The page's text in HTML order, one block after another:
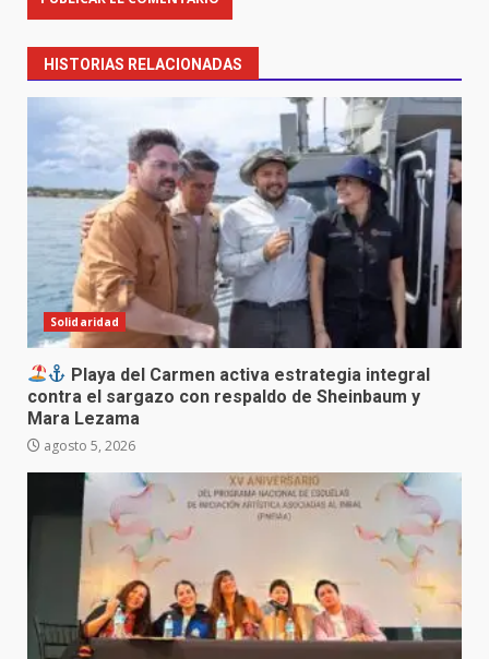
HISTORIAS RELACIONADAS
Solidaridad
Playa del Carmen activa estrategia integral
contra el sargazo con respaldo de Sheinbaum y
Mara Lezama
agosto 5, 2026